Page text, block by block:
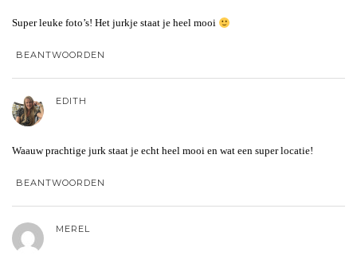
Super leuke foto’s! Het jurkje staat je heel mooi
BEANTWOORDEN
EDITH
Waauw prachtige jurk staat je echt heel mooi en wat een super locatie!
BEANTWOORDEN
MEREL